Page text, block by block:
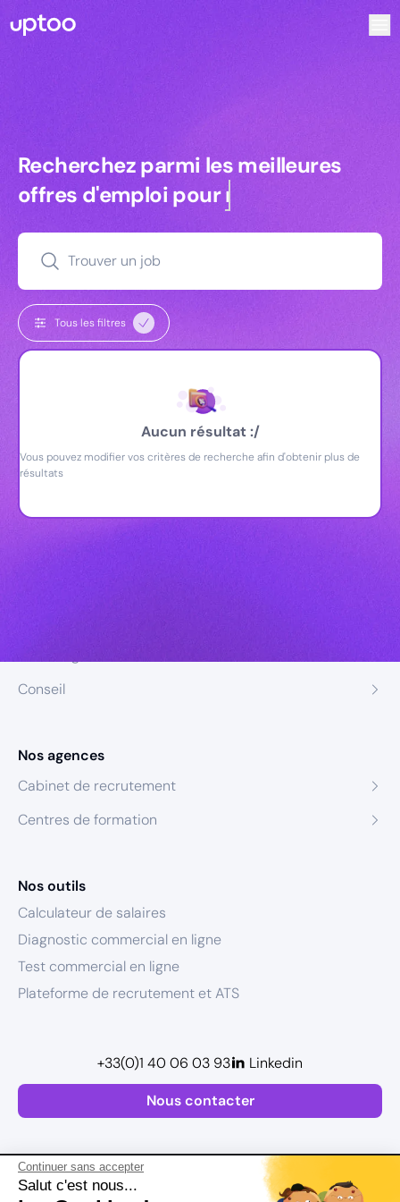
Continuer sans accepter
Salut c'est nous...
Recherchez parmi les meilleures
Recherchez parmi les meilleures
offres d'emploi pourmanagers
Trouver un job
Tous les filtres
Aucun résultat :/
Vous pouvez modifier vos critères de recherche afin d'obtenir plus de
résultats
Conseil
Nos agences
Cabinet de recrutement
Centres de formation
Nos outils
Calculateur de salaires
Diagnostic commercial en ligne
Test commercial en ligne
Plateforme de recrutement et ATS
Nous contacter
+33(0)1 40 06 03 93 Linkedin